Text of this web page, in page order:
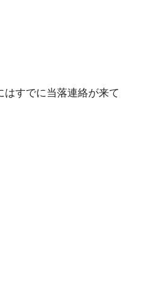
はすでに当落連絡が来て